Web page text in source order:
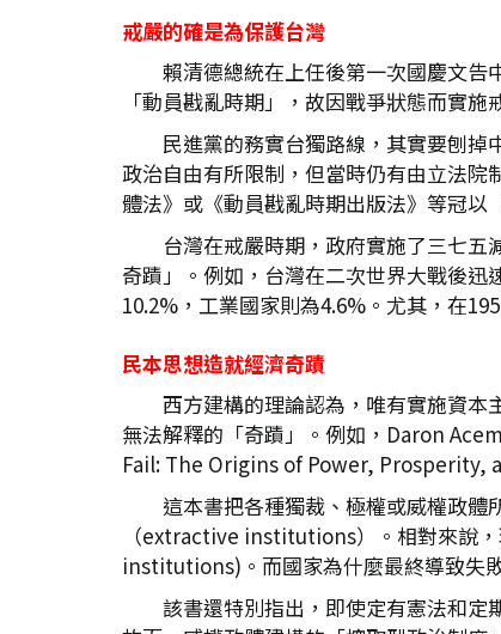
戒嚴的確是為保護台灣
賴清德總統在上任後第一次國慶文告
「動員戡亂時期」，故因戰爭狀態而實
民進黨的務實台獨路線，其實要刨
政治自由有所限制，但當時仍有由立法
體法》或《動員戡亂時期出版法》等冠以
台灣在戒嚴時期，政府實施了三七
奇蹟」。例如，台灣在二次世界大戰後迅
10.2%，工業國家則為4.6%。尤其，在
民本思想造就經濟奇蹟
西方建構的理論認為，唯有實施資本
無法解釋的「奇蹟」。例如，Daron
Fail: The Origins of Power, Prosperity,
這本書把各種獨裁、極權或威權政體
（extractive institutions）。相對來說
institutions)。而國家為什麼最終導致失
該書還特別指出，即使定有憲法和定